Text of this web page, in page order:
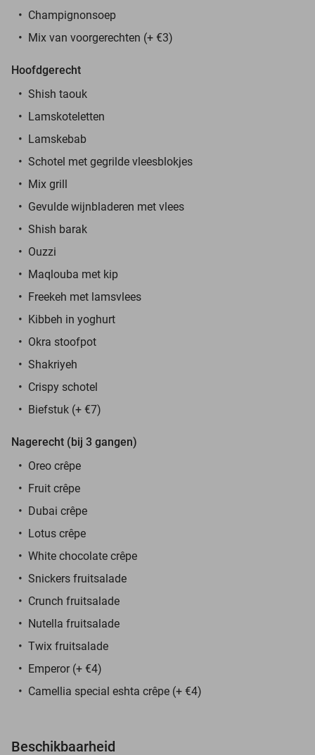
Champignonsoep
Mix van voorgerechten (+ €3)
Hoofdgerecht
Shish taouk
Lamskoteletten
Lamskebab
Schotel met gegrilde vleesblokjes
Mix grill
Gevulde wijnbladeren met vlees
Shish barak
Ouzzi
Maqlouba met kip
Freekeh met lamsvlees
Kibbeh in yoghurt
Okra stoofpot
Shakriyeh
Crispy schotel
Biefstuk (+ €7)
Nagerecht (bij 3 gangen)
Oreo crêpe
Fruit crêpe
Dubai crêpe
Lotus crêpe
White chocolate crêpe
Snickers fruitsalade
Crunch fruitsalade
Nutella fruitsalade
Twix fruitsalade
Emperor (+ €4)
Camellia special eshta crêpe (+ €4)
Beschikbaarheid